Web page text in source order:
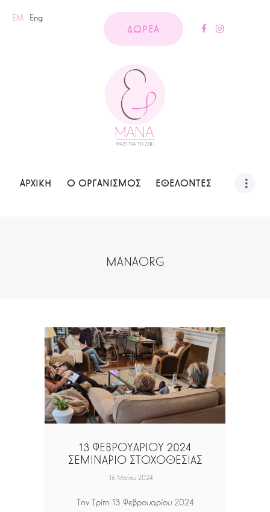
Ελλ Eng
ΔΩΡΕΑ
ΑΡΧΙΚΗ Ο ΟΡΓΑΝΙΣΜΟΣ ΕΘΕΛΟΝΤΕΣ
MANAORG
13 ΦΕΒΡΟΥΑΡΙΟΥ 2024
ΣΕΜΙΝΑΡΙΟ ΣΤΟΧΟΘΕΣΙΑΣ
16 Μαΐου 2024
Την Τρίτη 13 Φεβρουαρίου 2024